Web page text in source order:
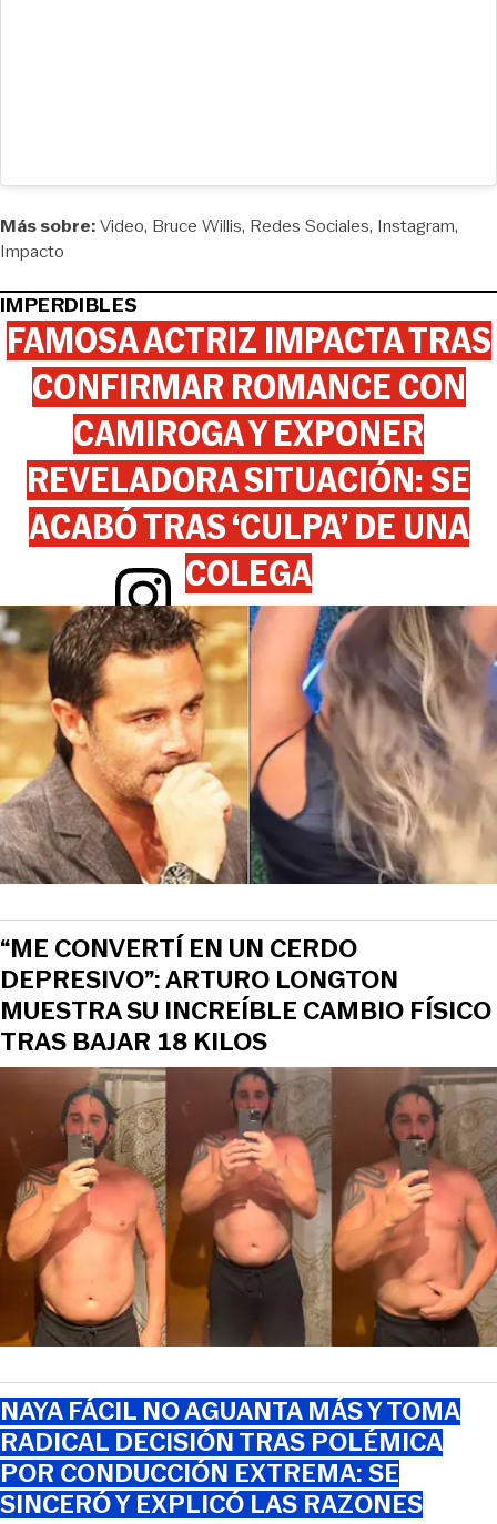
View this post on Instagram
Más sobre:Video Bruce Willis Redes Sociales Instagram
Impacto
IMPERDIBLES
FAMOSA ACTRIZ IMPACTA TRAS
CONFIRMAR ROMANCE CON
CAMIROGA Y EXPONER
REVELADORA SITUACIÓN: SE
ACABÓ TRAS ‘CULPA’ DE UNA
COLEGA
“ME CONVERTÍ EN UN CERDO
DEPRESIVO”: ARTURO LONGTON
MUESTRA SU INCREÍBLE CAMBIO FÍSICO
TRAS BAJAR 18 KILOS
NAYA FÁCIL NO AGUANTA MÁS Y TOMA
RADICAL DECISIÓN TRAS POLÉMICA
POR CONDUCCIÓN EXTREMA: SE
SINCERÓ Y EXPLICÓ LAS RAZONES